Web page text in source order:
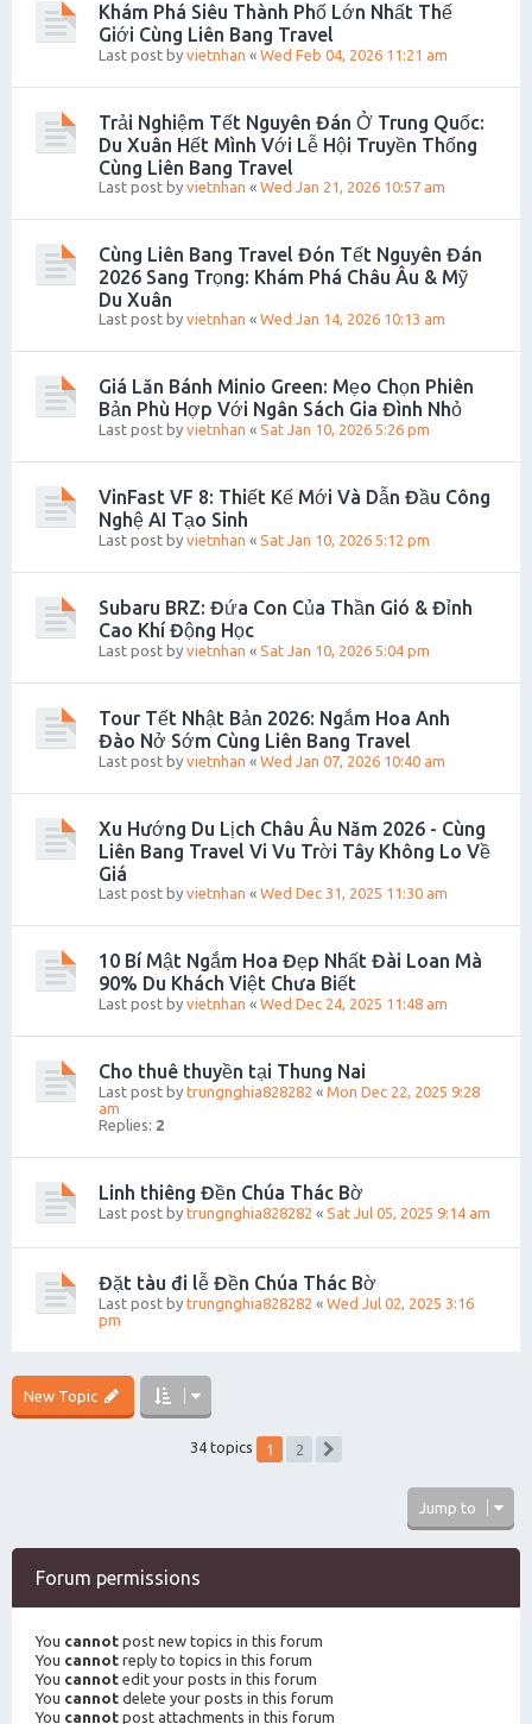
Khám Phá Siêu Thành Phố Lớn Nhất Thế
Giới Cùng Liên Bang Travel
Last post by vietnhan « Wed Feb 04, 2026 11:21 am
Trải Nghiệm Tết Nguyên Đán Ở Trung Quốc:
Du Xuân Hết Mình Với Lễ Hội Truyền Thống
Cùng Liên Bang Travel
Last post by vietnhan « Wed Jan 21, 2026 10:57 am
Cùng Liên Bang Travel Đón Tết Nguyên Đán
2026 Sang Trọng: Khám Phá Châu Âu & Mỹ
Du Xuân
Last post by vietnhan « Wed Jan 14, 2026 10:13 am
Giá Lăn Bánh Minio Green: Mẹo Chọn Phiên
Bản Phù Hợp Với Ngân Sách Gia Đình Nhỏ
Last post by vietnhan « Sat Jan 10, 2026 5:26 pm
VinFast VF 8: Thiết Kế Mới Và Dẫn Đầu Công
Nghệ AI Tạo Sinh
Last post by vietnhan « Sat Jan 10, 2026 5:12 pm
Subaru BRZ: Đứa Con Của Thần Gió & Đỉnh
Cao Khí Động Học
Last post by vietnhan « Sat Jan 10, 2026 5:04 pm
Tour Tết Nhật Bản 2026: Ngắm Hoa Anh
Đào Nở Sớm Cùng Liên Bang Travel
Last post by vietnhan « Wed Jan 07, 2026 10:40 am
Xu Hướng Du Lịch Châu Âu Năm 2026 - Cùng
Liên Bang Travel Vi Vu Trời Tây Không Lo Về
Giá
Last post by vietnhan « Wed Dec 31, 2025 11:30 am
10 Bí Mật Ngắm Hoa Đẹp Nhất Đài Loan Mà
90% Du Khách Việt Chưa Biết
Last post by vietnhan « Wed Dec 24, 2025 11:48 am
Cho thuê thuyền tại Thung Nai
Last post by trungnghia828282 « Mon Dec 22, 2025 9:28
am
Replies: 2
Linh thiêng Đền Chúa Thác Bờ
Last post by trungnghia828282 « Sat Jul 05, 2025 9:14 am
Đặt tàu đi lễ Đền Chúa Thác Bờ
Last post by trungnghia828282 « Wed Jul 02, 2025 3:16
pm
New Topic
34 topics 1
2
Jump to
Forum permissions
You cannot post new topics in this forum
You cannot reply to topics in this forum
You cannot edit your posts in this forum
You cannot delete your posts in this forum
You cannot post attachments in this forum